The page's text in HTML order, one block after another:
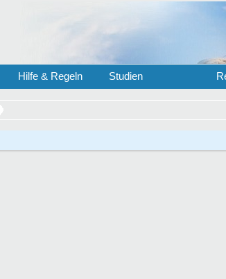
Hilfe & Regeln Studien